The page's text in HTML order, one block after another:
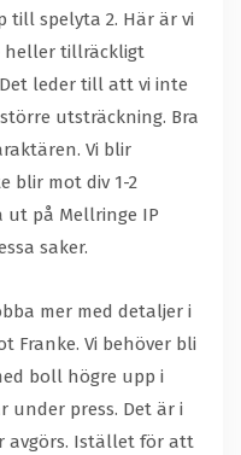
till spelyta 2. Här är vi
heller tillräckligt
leder till att vi inte
utsträckning. Bra
Vi blir
blir mot div 1-2
ut på Mellringe IP
saker.
mer med detaljer i
Franke. Vi behöver bli
boll högre upp i
under press. Det är i
avgörs. Istället för att